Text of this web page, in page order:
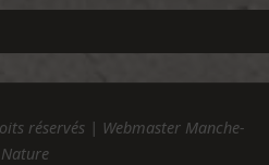
réservés | Webmaster Manche-
Nature